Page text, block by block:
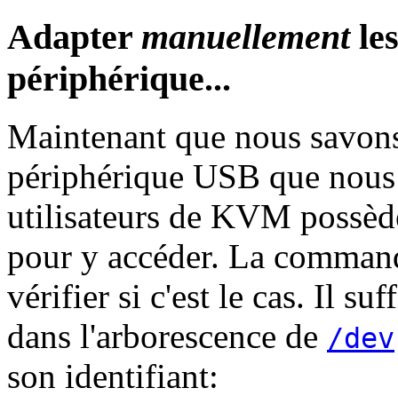
Adapter manuellement
périphérique...
Maintenant que nous
périphérique USB que
utilisateurs de KVM
pour y accéder. La
vérifier si c'est le cas. Il
dans l'arborescence de /dev
son identifiant: